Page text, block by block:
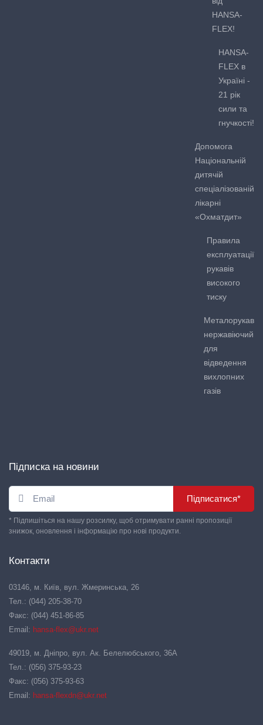
HANSA-
FLEX!
HANSA-
FLEX в
Україні -
21 рік
сили та
гнучкості!
Допомога
Національній
дитячій
спеціалізованій
лікарні
«Охматдит»
Правила
експлуатації
рукавів
високого
тиску
Металорукав
нержавіючий
для
відведення
вихлопних
газів
Підписка на новини
Підписатися*
* Підпишіться на нашу розсилку, щоб отримувати ранні пропозиції
знижок, оновлення і інформацію про нові продукти.
Контакти
03146, м. Київ, вул. Жмеринська, 26
Тел.: (044) 205-38-70
Факс: (044) 451-86-85
Email: hansa-flex@ukr.net
49019, м. Дніпро, вул. Ак. Белелюбського, 36А
Тел.: (056) 375-93-23
Факс: (056) 375-93-63
Email: hansa-flexdn@ukr.net